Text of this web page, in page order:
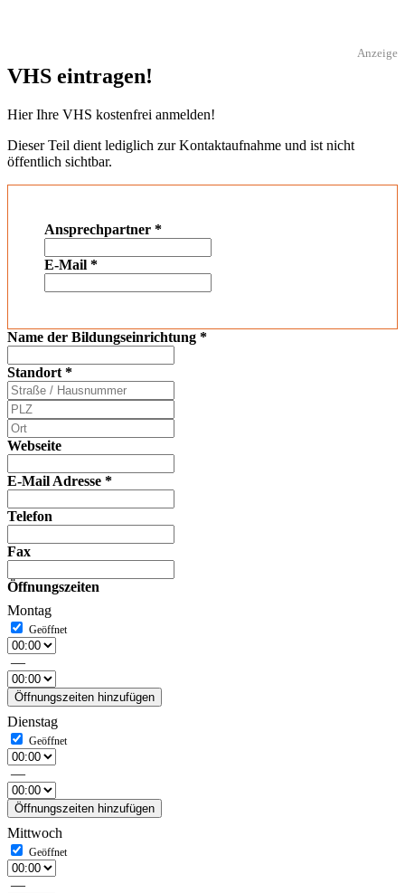
Anzeige
VHS eintragen!
Hier Ihre VHS kostenfrei anmelden!
Dieser Teil dient lediglich zur Kontaktaufnahme und ist nicht
öffentlich sichtbar.
Ansprechpartner *
E-Mail *
Name der Bildungseinrichtung *
Standort *
Webseite
E-Mail Adresse *
Telefon
Fax
Öffnungszeiten
Montag
—
Öffnungszeiten hinzufügen
Dienstag
—
Öffnungszeiten hinzufügen
Mittwoch
—